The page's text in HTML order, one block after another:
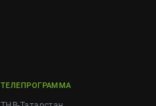
ТЕЛЕПРОГРАММА